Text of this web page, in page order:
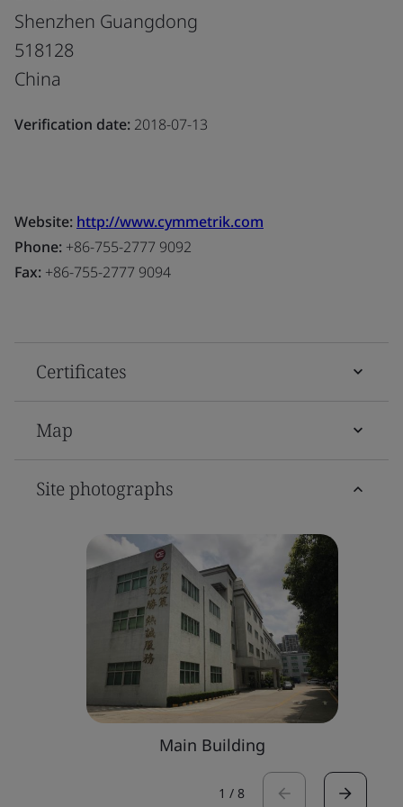
Shenzhen Guangdong
518128
China
Verification date: 2018-07-13
Website: http://www.cymmetrik.com
Phone: +86-755-2777 9092
Fax: +86-755-2777 9094
Certificates
Map
Site photographs
Main Building
1 / 8